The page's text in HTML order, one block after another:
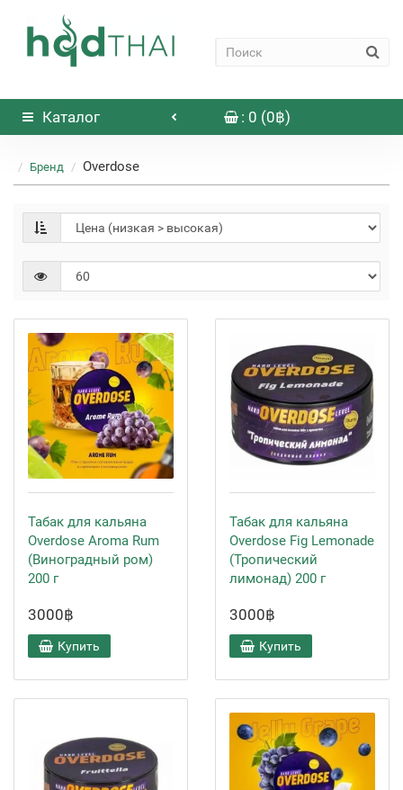
Каталог : 0 (0฿)
Бренд Overdose
Табак для кальяна
Overdose Aroma Rum
(Виноградный ром)
200 г
3000฿
Купить
Табак для кальяна
Overdose Fig Lemonade
(Тропический
лимонад) 200 г
3000฿
Купить